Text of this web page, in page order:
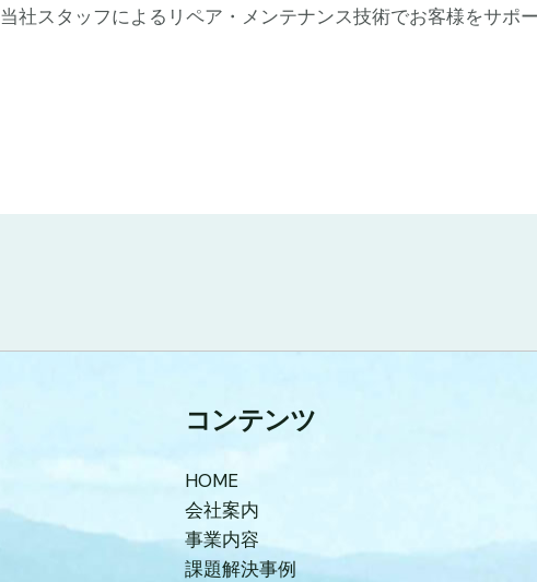
当社スタッフによるリペア・メンテナンス技術でお客様をサポー
コンテンツ
HOME
会社案内
事業内容
課題解決事例